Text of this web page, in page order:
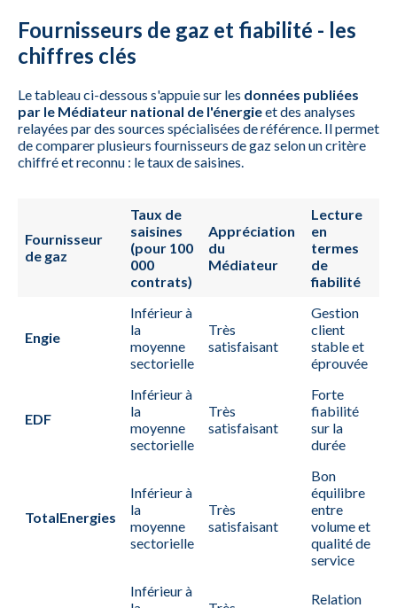
Fournisseurs de gaz et fiabilité - les
chiffres clés
Le tableau ci-dessous s'appuie sur les données publiées
par le Médiateur national de l'énergieet des analyses
relayées par des sources spécialisées de référence. Il permet
de comparer plusieurs fournisseurs de gaz selon un critère
chiffré et reconnu : le taux de saisines.
Fournisseur
de gaz
Taux de
saisines
(pour 100
000
contrats)
Appréciation
du
Médiateur
Lecture
en
termes
de
fiabilité
Engie
Inférieur à
la
moyenne
sectorielle
Très
satisfaisant
Gestion
client
stable et
éprouvée
EDF
Inférieur à
la
moyenne
sectorielle
Très
satisfaisant
Forte
fiabilité
sur la
durée
TotalEnergies
Inférieur à
la
moyenne
sectorielle
Très
satisfaisant
Bon
équilibre
entre
volume et
qualité de
service
Inférieur à
Relation